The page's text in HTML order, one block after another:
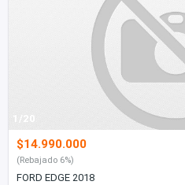
1/20
$14.990.000
(Rebajado 6%)
FORD EDGE 2018